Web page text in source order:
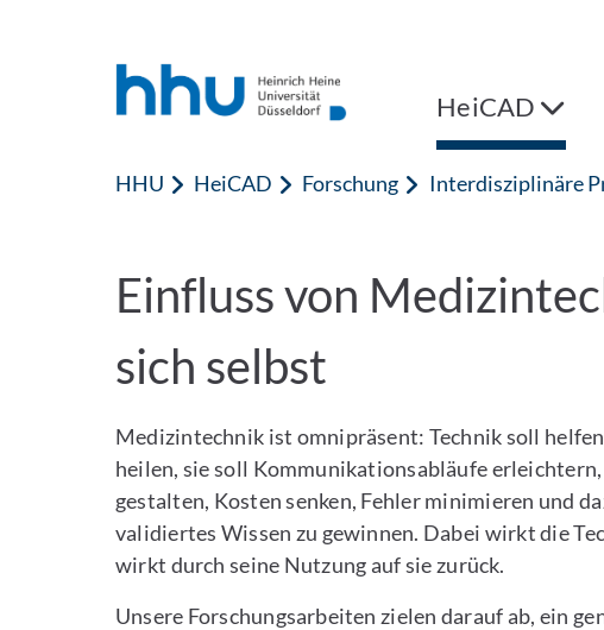
HeiCAD
HHU HeiCAD Forschung Interdisziplinäre
Einfluss von
sich selbst
Medizintechnik ist omnipräsent: Technik soll
heilen, sie soll Kommunikationsabläufe
gestalten, Kosten senken, Fehler minimieren und
validiertes Wissen zu gewinnen. Dabei wirkt die
wirkt durch seine Nutzung auf sie zurück.
Unsere Forschungsarbeiten zielen darauf ab, ein